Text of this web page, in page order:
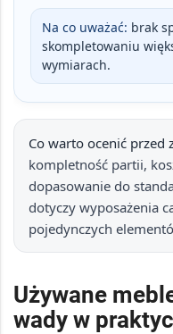
Na co uważać: brak
skompletowaniu
wymiarach.
Co warto ocenić przed
kompletność partii,
dopasowanie do
dotyczy wyposażenia
pojedynczych
Używane
wady w